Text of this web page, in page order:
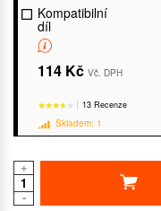
Kompatibilní
díl
114 Kč Vč. DPH
★★★★★
★★★★★
13 Recenze
Skladem: 1
+
-